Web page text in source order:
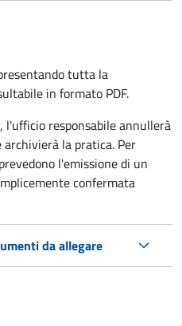
tutta la
in formato PDF.
l'ufficio responsabile annullerà
la pratica. Per
l'emissione di un
confermata
da allegare